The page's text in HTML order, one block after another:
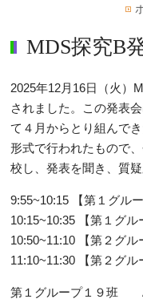
MDS探究B
2025年12月16日（火）
されました。この発表
て４月からとり組んで
形式で行われたもので
校し、発表を聞き、質
9:55~10:15 【第１グル
10:15~10:35 【第１グル
10:50~11:10 【第２グル
11:10~11:30 【第２グル
第１グループ１９班